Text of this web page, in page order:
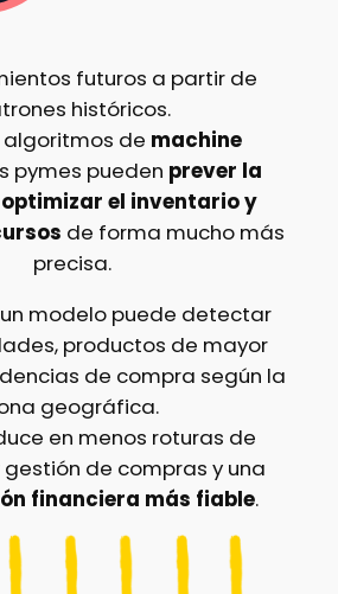
futuros a partir de
históricos.
de machine
pymes pueden prever la
el inventario y
de forma mucho más
precisa.
un modelo puede detectar
productos de mayor
de compra según la
geográfica.
en menos roturas de
gestión de compras y una
financiera más fiable.